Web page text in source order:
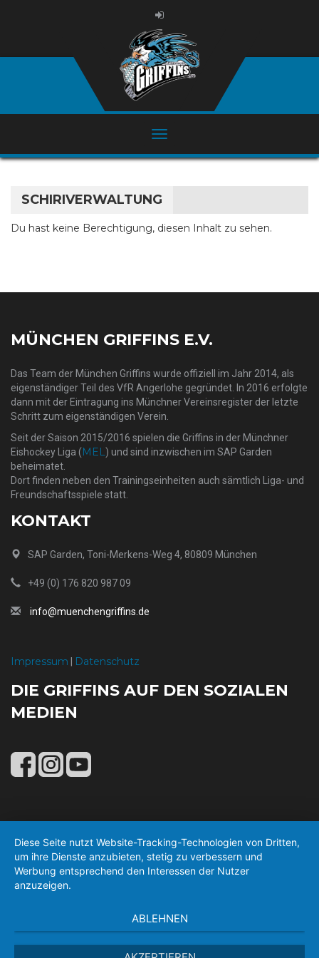
SCHIRIVERWALTUNG
Du hast keine Berechtigung, diesen Inhalt zu sehen.
MÜNCHEN GRIFFINS E.V.
Das Team der München Griffins wurde offiziell im Jahr 2014, als
eigenständiger Teil des VfR Angerlohe gegründet. In 2016 erfolgte
dann mit der Eintragung ins Münchner Vereinsregister der letzte
Schritt zum eigenständigen Verein.
Seit der Saison 2015/2016 spielen die Griffins in der Münchner
Eishockey Liga (MEL) und sind inzwischen im SAP Garden
beheimatet.
Dort finden neben den Trainingseinheiten auch sämtlich Liga- und
Freundschaftsspiele statt.
KONTAKT
SAP Garden, Toni-Merkens-Weg 4, 80809 München
+49 (0) 176 820 987 09
info@muenchengriffins.de
Impressum Datenschutz
DIE GRIFFINS AUF DEN SOZIALEN
MEDIEN
Diese Seite nutzt Website-Tracking-Technologien von Dritten,
um ihre Dienste anzubieten, stetig zu verbessern und
Werbung entsprechend den Interessen der Nutzer
anzuzeigen.
ABLEHNEN